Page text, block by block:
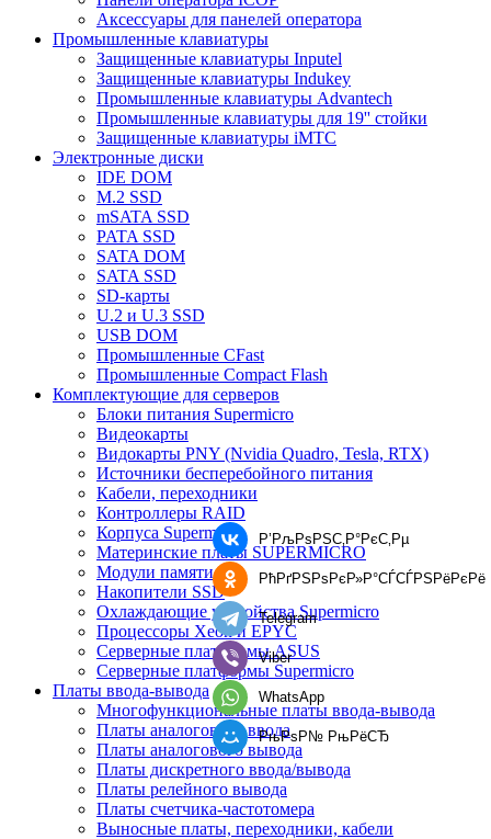
Аксессуары для панелей оператора
Промышленные клавиатуры
Защищенные клавиатуры Inputel
Защищенные клавиатуры Indukey
Промышленные клавиатуры Advantech
Промышленные клавиатуры для 19'' стойки
Защищенные клавиатуры iMTC
Электронные диски
IDE DOM
M.2 SSD
mSATA SSD
PATA SSD
SATA DOM
SATA SSD
SD-карты
U.2 и U.3 SSD
USB DOM
Промышленные CFast
Промышленные Compact Flash
Комплектующие для серверов
Блоки питания Supermicro
Видеокарты
Видокарты PNY (Nvidia Quadro, Tesla, RTX)
Источники бесперебойного питания
Кабели, переходники
Контроллеры RAID
Корпуса Supermicro
Материнские платы SUPERMICRO
Модули памяти
Накопители SSD
Охлаждающие устройства Supermicro
Процессоры Xeon и EPYC
Серверные платформы ASUS
Серверные платформы Supermicro
Платы ввода-вывода
Многофункциональные платы ввода-вывода
Платы аналогового ввода
Платы аналогового вывода
Платы дискретного ввода/вывода
Платы релейного вывода
Платы счетчика-частотомера
Выносные платы, переходники, кабели
Р’РљРѕРЅС‚Р°РєС‚Рµ
РћРґРЅРѕРєР»Р°СЃСЃРЅРёРєРё
Telegram
Viber
WhatsApp
РњРѕР№ РњРёСЂ